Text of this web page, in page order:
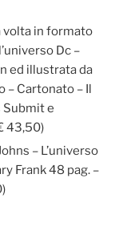
volta in formato
Dc –
ed illustrata da
– Cartonato – Il
Submit e
43,50)
– L’universo
Frank 48 pag. –